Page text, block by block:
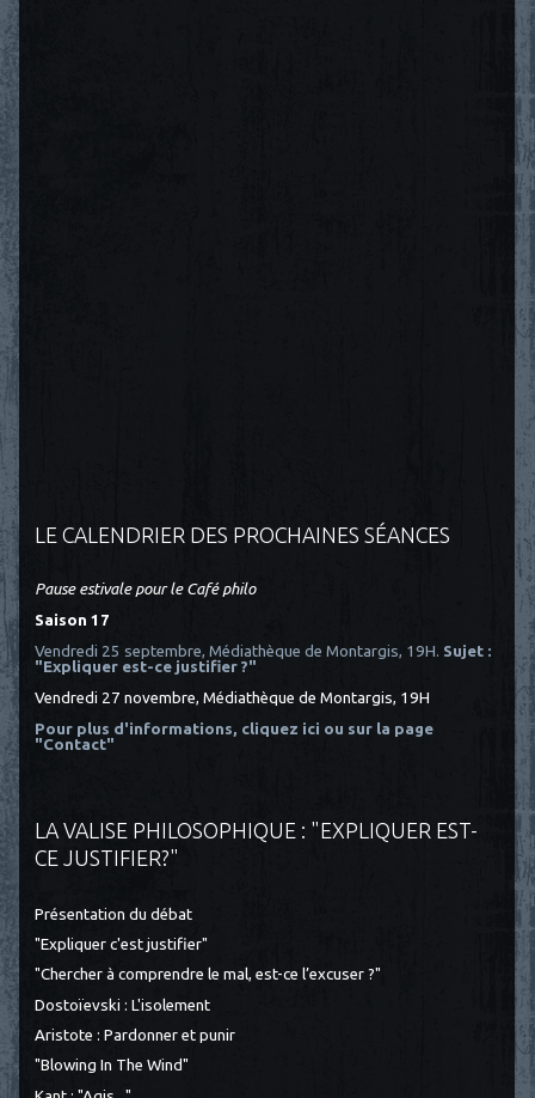
LE CALENDRIER DES PROCHAINES SÉANCES
Pause estivale pour le Café philo
Saison 17
Vendredi 25 septembre, Médiathèque de Montargis, 19H. Sujet :
"Expliquer est-ce justifier ?"
Vendredi 27 novembre, Médiathèque de Montargis, 19H
Pour plus d'informations, cliquez ici ou sur la page
"Contact"
LA VALISE PHILOSOPHIQUE : "EXPLIQUER EST-
CE JUSTIFIER?"
Présentation du débat
"Expliquer c'est justifier"
"Chercher à comprendre le mal, est-ce l’excuser ?"
Dostoïevski : L'isolement
Aristote : Pardonner et punir
"Blowing In The Wind"